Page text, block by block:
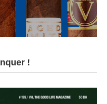
!